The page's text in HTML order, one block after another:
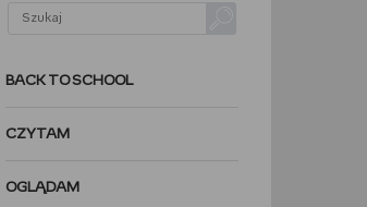
BACK TO SCHOOL
CZYTAM
OGLĄDAM